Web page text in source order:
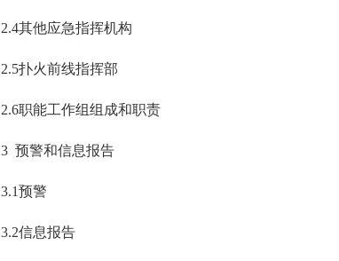
2.4其他应急指挥机构
2.5扑火前线指挥部
2.6职能工作组组成和职责
3 预警和信息报告
3.1预警
3.2信息报告